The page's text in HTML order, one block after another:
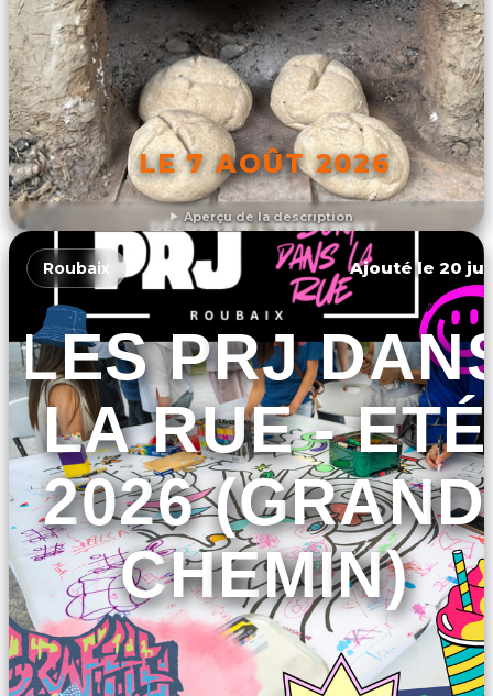
Aperçu de la description
LE 7 AOÛT 2026
DÉCOUVRIR L'ÉVÉNEMENT
Roubaix Ajouté le 20
LES PRJ
LA RUE - ETÉ
2026 (GRAND
CHEMIN)